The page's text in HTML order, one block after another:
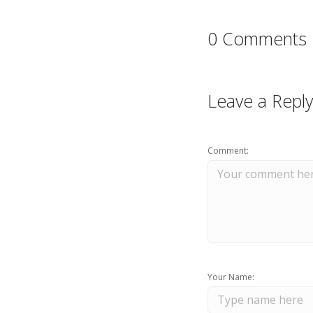
0 Comments
Leave a Reply
Comment:
Your Name: